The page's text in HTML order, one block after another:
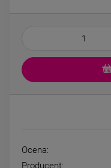
Ocena:
Producent: